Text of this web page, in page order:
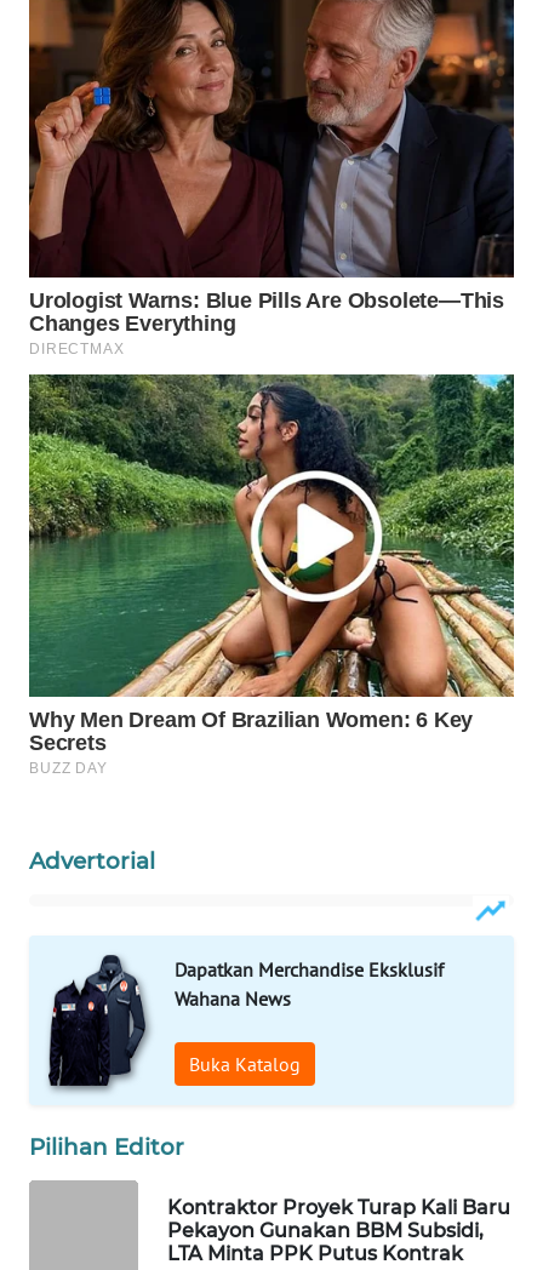
Advertorial
Dapatkan Merchandise Eksklusif
Wahana News
Buka Katalog
Pilihan Editor
Kontraktor Proyek Turap Kali Baru
Pekayon Gunakan BBM Subsidi,
LTA Minta PPK Putus Kontrak
WAHANA
OTOMOTIF
WAHANA
HEALTH
WAHANA
WISATA
LAPAK
WAHANA
Wahana
Network
KONSUMEN
LISTRIK
MASYARAKAT
KELISTRIKAN
WALINKI
ID
WATCH
MKLI
LKKI